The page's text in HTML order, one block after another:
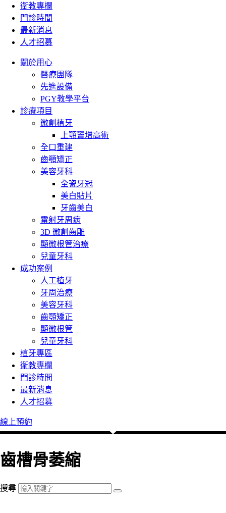
衛教專欄
門診時間
最新消息
人才招募
關於用心
醫療團隊
先進設備
PGY教學平台
診療項目
微創植牙
上顎竇增高術
全口重建
齒顎矯正
美容牙科
全瓷牙冠
美白貼片
牙齒美白
雷射牙周病
3D 微創齒雕
顯微根管治療
兒童牙科
成功案例
人工植牙
牙周治療
美容牙科
齒顎矯正
顯微根管
兒童牙科
植牙專區
衛教專欄
門診時間
最新消息
人才招募
線上預約
齒槽骨萎縮
搜尋